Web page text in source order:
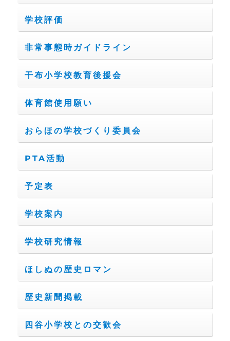
学校評価
非常事態時ガイドライン
干布小学校教育後援会
体育館使用願い
おらほの学校づくり委員会
PTA活動
予定表
学校案内
学校研究情報
ほしぬの歴史ロマン
歴史新聞掲載
四谷小学校との交歓会